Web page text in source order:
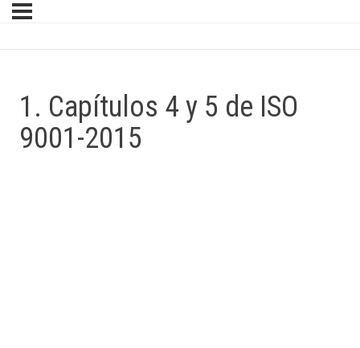
1. Capítulos 4 y 5 de ISO
9001-2015